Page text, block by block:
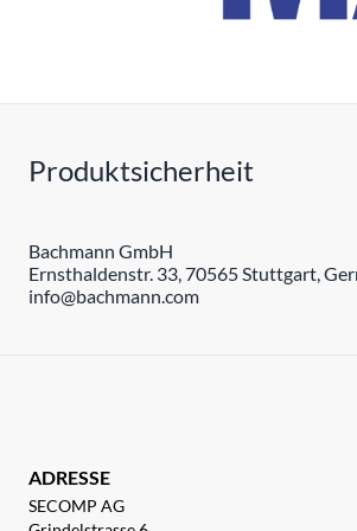
Produktsicherheit
Bachmann GmbH
Ernsthaldenstr. 33, 70565 Stuttgart,
info@bachmann.com
ADRESSE
SECOMP AG